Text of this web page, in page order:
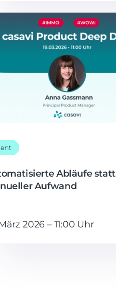
Abläufe statt
Aufwand
2026 – 11:00 Uhr